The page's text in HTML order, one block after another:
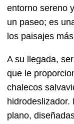
entorno sereno
un paseo; es
los paisajes
A su llegada,
que le
chalecos
plano,